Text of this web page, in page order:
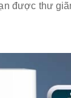
được thư